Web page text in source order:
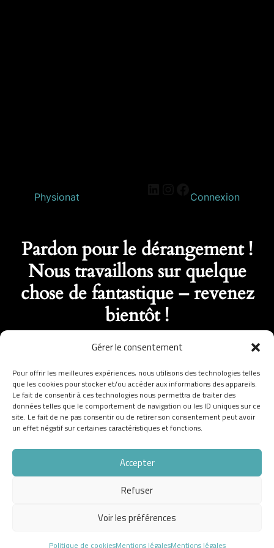
Gérer le consentement
Pour offrir les meilleures expériences, nous utilisons des technologies telles
que les cookies pour stocker et/ou accéder aux informations des appareils.
Le fait de consentir à ces technologies nous permettra de traiter des
données telles que le comportement de navigation ou les ID uniques sur ce
site. Le fait de ne pas consentir ou de retirer son consentement peut avoir
un effet négatif sur certaines caractéristiques et fonctions.
Accepter
Refuser
Voir les préférences
Politique de cookiesMentions légalesMentions légales
Physionat Connexion
Pardon pour le dérangement !
Nous travaillons sur quelque
chose de fantastique – revenez
bientôt !